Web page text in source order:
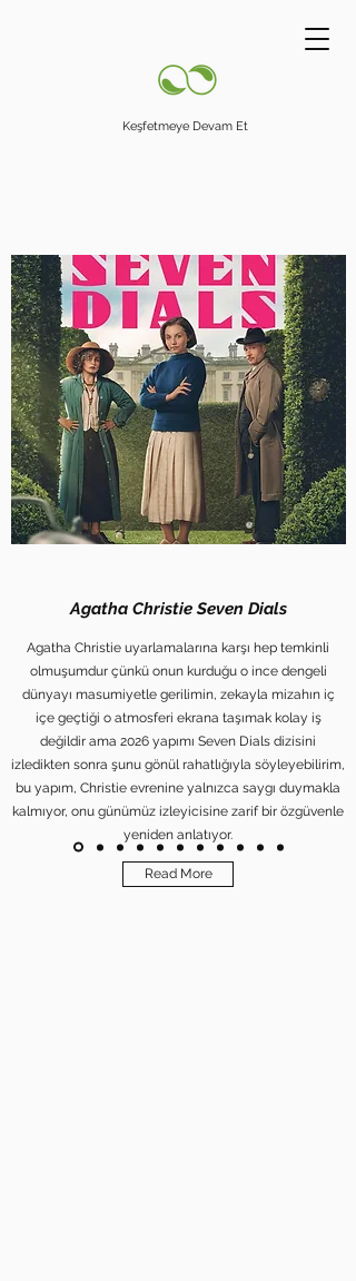
Keşfetmeye Devam Et
Agatha Christie Seven Dials
Agatha Christie uyarlamalarına karşı hep temkinli
olmuşumdur çünkü onun kurduğu o ince dengeli
dünyayı masumiyetle gerilimin, zekayla mizahın iç
içe geçtiği o atmosferi ekrana taşımak kolay iş
değildir ama 2026 yapımı Seven Dials dizisini
izledikten sonra şunu gönül rahatlığıyla söyleyebilirim,
bu yapım, Christie evrenine yalnızca saygı duymakla
kalmıyor, onu günümüz izleyicisine zarif bir özgüvenle
yeniden anlatıyor.
Read More